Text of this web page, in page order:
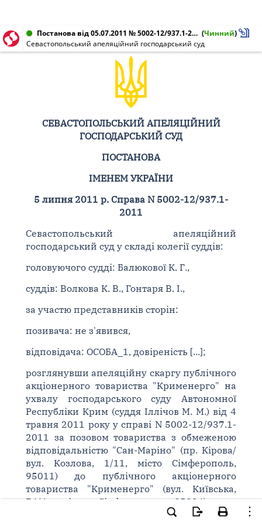
Постанова від 05.07.2011 № 5002-12/937.1-2011 (Чинний)
Севастопольський апеляційний господарський суд
СЕВАСТОПОЛЬСЬКИЙ АПЕЛЯЦІЙНИЙ
ГОСПОДАРСЬКИЙ СУД
ПОСТАНОВА
ІМЕНЕМ УКРАЇНИ
5 липня 2011 р. Справа N 5002-12/937.1-
2011
Севастопольський апеляційний
господарський суд у складі колегії суддів:
головуючого судді: Балюкової К. Г.,
суддів: Волкова К. В., Гонтаря В. І.,
за участю представників сторін:
позивача: не з'явився,
відповідача: ОСОБА_1, довіреність [...];
розглянувши апеляційну скаргу публічного
акціонерного товариства "Крименерго" на
ухвалу господарського суду Автономної
Республіки Крим (суддя Іллічов М. М.) від 4
травня 2011 року у справі N 5002-12/937.1-
2011 за позовом товариства з обмеженою
відповідальністю "Сан-Маріно" (пр. Кірова/
вул. Козлова, 1/11, місто Сімферополь,
95011) до публічного акціонерного
товариства "Крименерго" (вул. Київська,
74/6, місто Сімферополь, 95034) про